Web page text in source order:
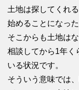
土地は探してくれ
始めることになっ
そこからも土地は
相談してから1年く
いる状況です。
そういう意味では